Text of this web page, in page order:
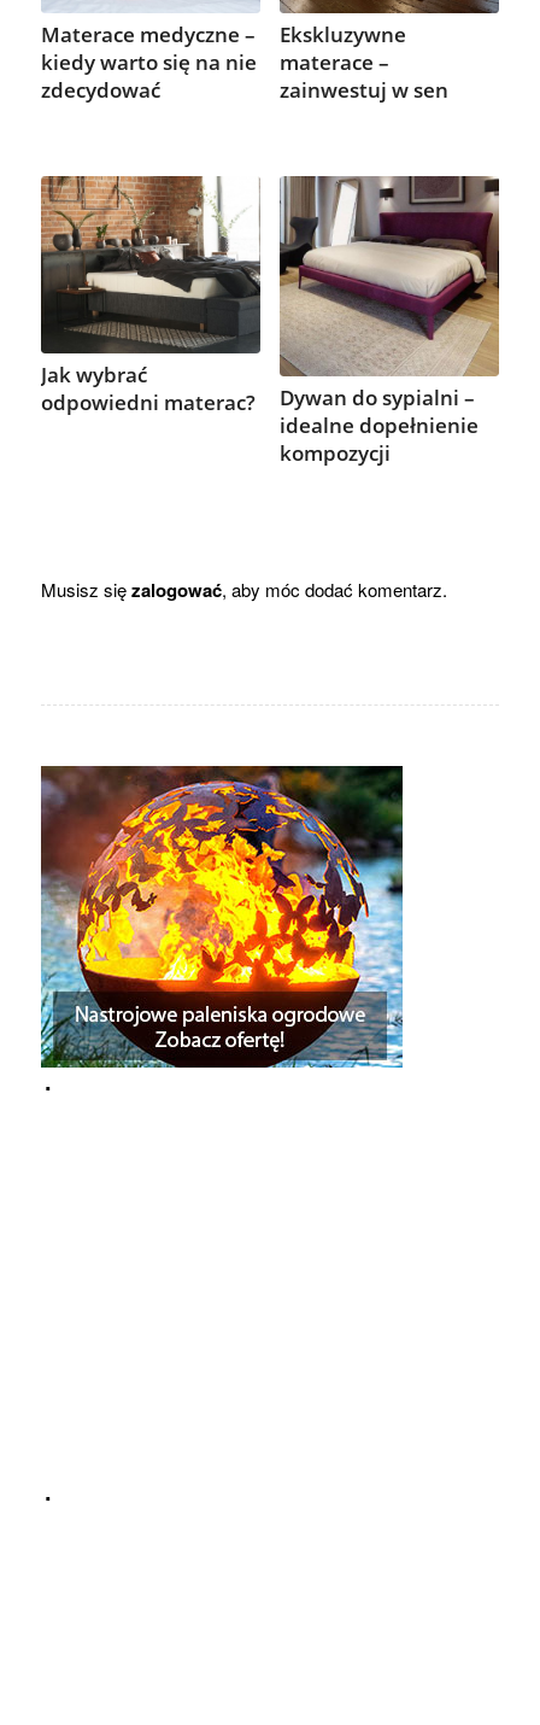
Materace medyczne –
kiedy warto się na nie
zdecydować
Ekskluzywne
materace –
zainwestuj w sen
Jak wybrać
odpowiedni materac?
Dywan do sypialni –
idealne dopełnienie
kompozycji
Musisz sięzalogować, aby móc dodać komentarz.